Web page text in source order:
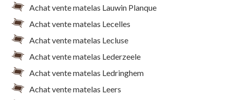
Achat vente matelas Lauwin Planque
Achat vente matelas Lecelles
Achat vente matelas Lecluse
Achat vente matelas Lederzeele
Achat vente matelas Ledringhem
Achat vente matelas Leers